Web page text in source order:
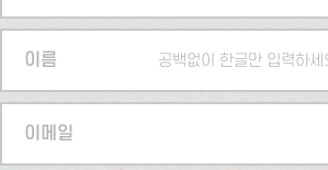
이름 공백없이 한글만 입력하세
이메일